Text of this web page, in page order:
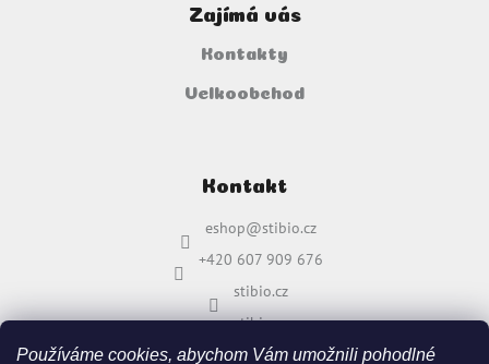
Používáme cookies, abychom Vám umožnili pohodlné
Zajímá vás
Kontakty
Velkoobchod
Kontakt
eshop@stibio.cz
+420 607 909 676
stibio.cz
stibio.cz